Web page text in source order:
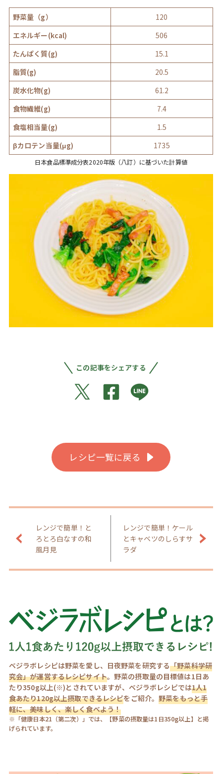
野菜量（g）
120
エネルギー(kcal)
506
たんぱく質(g)
15.1
脂質(g)
20.5
炭水化物(g)
61.2
食物繊維(g)
7.4
食塩相当量(g)
1.5
βカロテン当量(μg)
1735
日本食品標準成分表2020年版（八訂）に基づいた計算値
この記事をシェアする
レシピ一覧に戻る
レンジで簡単！と
ろとろ白なすの和
風月見
レンジで簡単！ケール
とキャベツのしらすサ
ラダ
ベジラボレシピは野菜を愛し、日夜野菜を研究する「野菜科学研
究会」が運営するレシピサイト。野菜の摂取量の目標値は1日あ
たり350g以上(※)とされていますが、ベジラボレシピでは1人1
食あたり120g以上摂取できるレシピをご紹介。野菜をもっと手
軽に、美味しく、楽しく食べよう！
※「健康日本21（第二次）」では、【野菜の摂取量は1日350g以上】と掲
げられています。